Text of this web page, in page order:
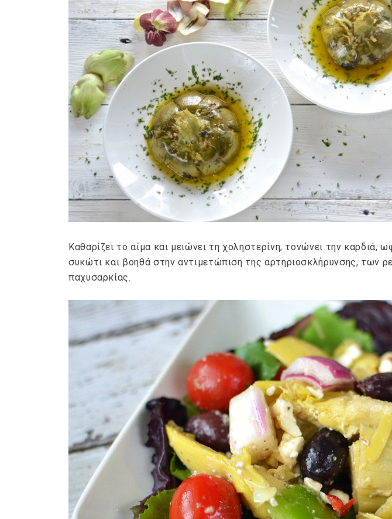
Καθαρίζει το αίμα και μειώνει τη χοληστερίνη, τονώνει την καρδιά,
συκώτι και βοηθά στην αντιμετώπιση της αρτηριοσκλήρυνσης, των
παχυσαρκίας.
ημερολόγιο Διατροφής | Φρούτα ή
λαχανικά; Γνωρίζεις τη διαφορά;
By Evangelia
Ιούλ 30, 2026
ημερολόγιο Διατροφής ,ιστορίες της Κουζίνας
το πεπόνι
By Evangelia
inημερολόγιο
NEWSLETTER
Get timely updates from your favorite